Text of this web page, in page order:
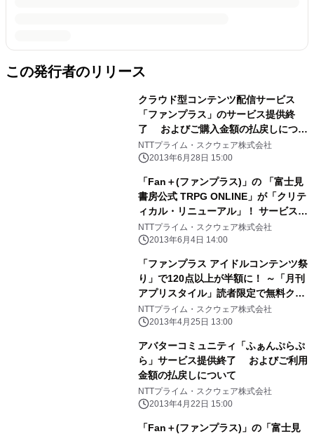
この発行者のリリース
クラウド型コンテンツ配信サービス
「ファンプラス」のサービス提供終
了 およびご購入金額の払戻しについ
て
NTTプライム・スクウェア株式会社
2013年6月28日 15:00
「Fan＋(ファンプラス)」の 「富士見
書房公式 TRPG ONLINE」が「クリテ
ィカル・リニューアル」！ サービス・
システムの大幅リニューアルを夏と秋
の2段階で実施！
NTTプライム・スクウェア株式会社
2013年6月4日 14:00
「ファンプラス アイドルコンテンツ祭
り」で120点以上が半額に！ ～「月刊
アプリスタイル」読者限定で無料クー
ポンプレゼントも提供～
NTTプライム・スクウェア株式会社
2013年4月25日 13:00
アバターコミュニティ「ふぁんぷらぷ
ら」サービス提供終了 およびご利用
金額の払戻しについて
NTTプライム・スクウェア株式会社
2013年4月22日 15:00
「Fan＋(ファンプラス)」の「富士見